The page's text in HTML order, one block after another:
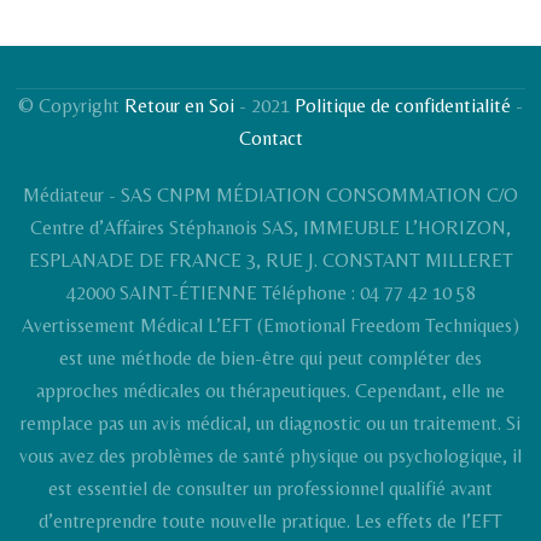
© Copyright Retour en Soi - 2021 Politique de confidentialité -
Contact
Médiateur - SAS CNPM MÉDIATION CONSOMMATION C/O
Centre d’Affaires Stéphanois SAS, IMMEUBLE L’HORIZON,
ESPLANADE DE FRANCE 3, RUE J. CONSTANT MILLERET
42000 SAINT-ÉTIENNE Téléphone : 04 77 42 10 58
Avertissement Médical L’EFT (Emotional Freedom Techniques)
est une méthode de bien-être qui peut compléter des
approches médicales ou thérapeutiques. Cependant, elle ne
remplace pas un avis médical, un diagnostic ou un traitement. Si
vous avez des problèmes de santé physique ou psychologique, il
est essentiel de consulter un professionnel qualifié avant
d’entreprendre toute nouvelle pratique. Les effets de l’EFT